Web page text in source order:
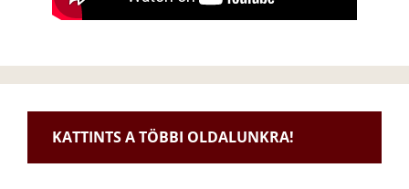
KATTINTS A TÖBBI OLDALUNKRA!